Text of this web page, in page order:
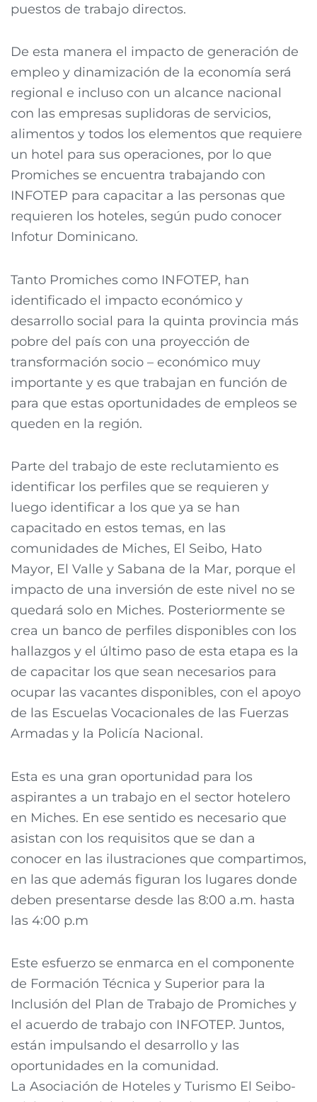
puestos de trabajo directos.
De esta manera el impacto de generación de
empleo y dinamización de la economía será
regional e incluso con un alcance nacional
con las empresas suplidoras de servicios,
alimentos y todos los elementos que requiere
un hotel para sus operaciones, por lo que
Promiches se encuentra trabajando con
INFOTEP para capacitar a las personas que
requieren los hoteles, según pudo conocer
Infotur Dominicano.
Tanto Promiches como INFOTEP, han
identificado el impacto económico y
desarrollo social para la quinta provincia más
pobre del país con una proyección de
transformación socio – económico muy
importante y es que trabajan en función de
para que estas oportunidades de empleos se
queden en la región.
Parte del trabajo de este reclutamiento es
identificar los perfiles que se requieren y
luego identificar a los que ya se han
capacitado en estos temas, en las
comunidades de Miches, El Seibo, Hato
Mayor, El Valle y Sabana de la Mar, porque el
impacto de una inversión de este nivel no se
quedará solo en Miches. Posteriormente se
crea un banco de perfiles disponibles con los
hallazgos y el último paso de esta etapa es la
de capacitar los que sean necesarios para
ocupar las vacantes disponibles, con el apoyo
de las Escuelas Vocacionales de las Fuerzas
Armadas y la Policía Nacional.
Esta es una gran oportunidad para los
aspirantes a un trabajo en el sector hotelero
en Miches. En ese sentido es necesario que
asistan con los requisitos que se dan a
conocer en las ilustraciones que compartimos,
en las que además figuran los lugares donde
deben presentarse desde las 8:00 a.m. hasta
las 4:00 p.m
Este esfuerzo se enmarca en el componente
de Formación Técnica y Superior para la
Inclusión del Plan de Trabajo de Promiches y
el acuerdo de trabajo con INFOTEP. Juntos,
están impulsando el desarrollo y las
oportunidades en la comunidad.
La Asociación de Hoteles y Turismo El Seibo-